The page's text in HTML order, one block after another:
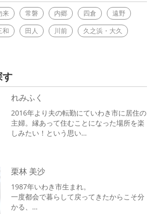
来 常磐 内郷 四倉
遠野
和 田人 川前
久之浜・大久
す
れみふく
2016年より夫の転勤にていわき市に居住の
主婦。縁あって住むことになった場所を楽
しみたい！という思い…
栗林 美沙
1987年いわき市生まれ。
一度都会で暮らして戻ってきたからこそ分
かる、